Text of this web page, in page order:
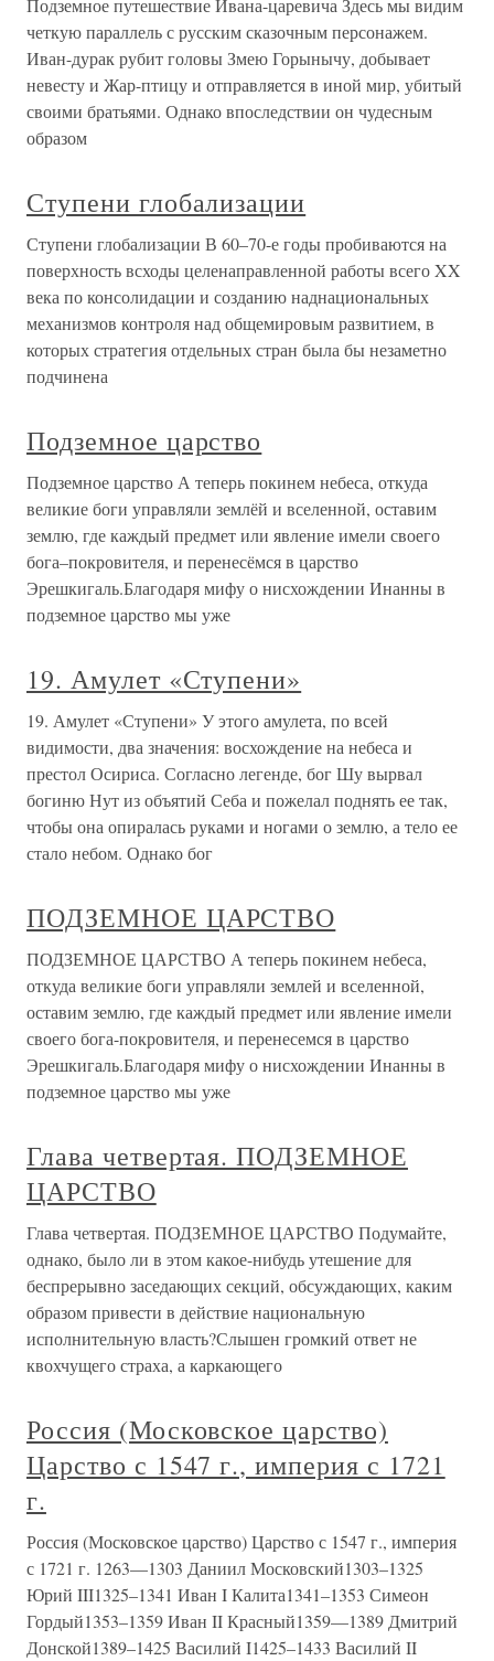
Подземное путешествие Ивана-царевича Здесь мы видим
четкую параллель с русским сказочным персонажем.
Иван-дурак рубит головы Змею Горынычу, добывает
невесту и Жар-птицу и отправляется в иной мир, убитый
своими братьями. Однако впоследствии он чудесным
образом
Ступени глобализации
Ступени глобализации В 60–70-е годы пробиваются на
поверхность всходы целенаправленной работы всего XX
века по консолидации и созданию наднациональных
механизмов контроля над общемировым развитием, в
которых стратегия отдельных стран была бы незаметно
подчинена
Подземное царство
Подземное царство А теперь покинем небеса, откуда
великие боги управляли землёй и вселенной, оставим
землю, где каждый предмет или явление имели своего
бога–покровителя, и перенесёмся в царство
Эрешкигаль.Благодаря мифу о нисхождении Инанны в
подземное царство мы уже
19. Амулет «Ступени»
19. Амулет «Ступени» У этого амулета, по всей
видимости, два значения: восхождение на небеса и
престол Осириса. Согласно легенде, бог Шу вырвал
богиню Нут из объятий Себа и пожелал поднять ее так,
чтобы она опиралась руками и ногами о землю, а тело ее
стало небом. Однако бог
ПОДЗЕМНОЕ ЦАРСТВО
ПОДЗЕМНОЕ ЦАРСТВО А теперь покинем небеса,
откуда великие боги управляли землей и вселенной,
оставим землю, где каждый предмет или явление имели
своего бога-покровителя, и перенесемся в царство
Эрешкигаль.Благодаря мифу о нисхождении Инанны в
подземное царство мы уже
Глава четвертая. ПОДЗЕМНОЕ
ЦАРСТВО
Глава четвертая. ПОДЗЕМНОЕ ЦАРСТВО Подумайте,
однако, было ли в этом какое-нибудь утешение для
беспрерывно заседающих секций, обсуждающих, каким
образом привести в действие национальную
исполнительную власть?Слышен громкий ответ не
квохчущего страха, а каркающего
Россия (Московское царство)
Царство с 1547 г., империя с 1721
г.
Россия (Московское царство) Царство с 1547 г., империя
с 1721 г. 1263—1303 Даниил Московский1303–1325
Юрий III1325–1341 Иван I Калита1341–1353 Симеон
Гордый1353–1359 Иван II Красный1359—1389 Дмитрий
Донской1389–1425 Василий I1425–1433 Василий II